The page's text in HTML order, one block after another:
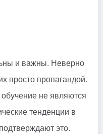
и важны. Неверно
просто пропагандой.
не являются
тенденции в
это.